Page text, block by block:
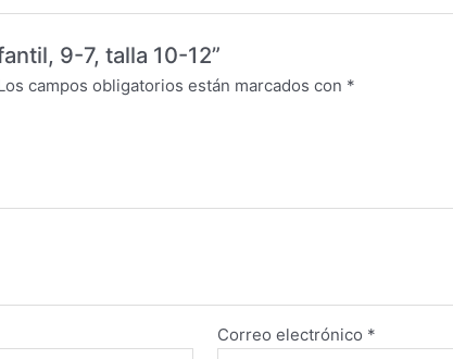
9-7, talla 10-12”
campos obligatorios están marcados con *
Correo electrónico *